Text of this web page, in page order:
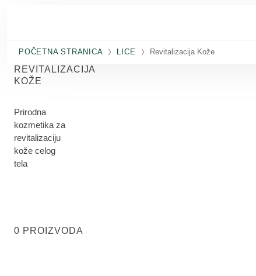
POČETNA STRANICA LICE Revitalizacija Kože
REVITALIZACIJA
KOŽE
Prirodna
kozmetika za
revitalizaciju
kože celog
tela
0 PROIZVODA